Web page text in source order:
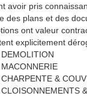
avoir pris
des plans et des
ont valeur
explicitement
&